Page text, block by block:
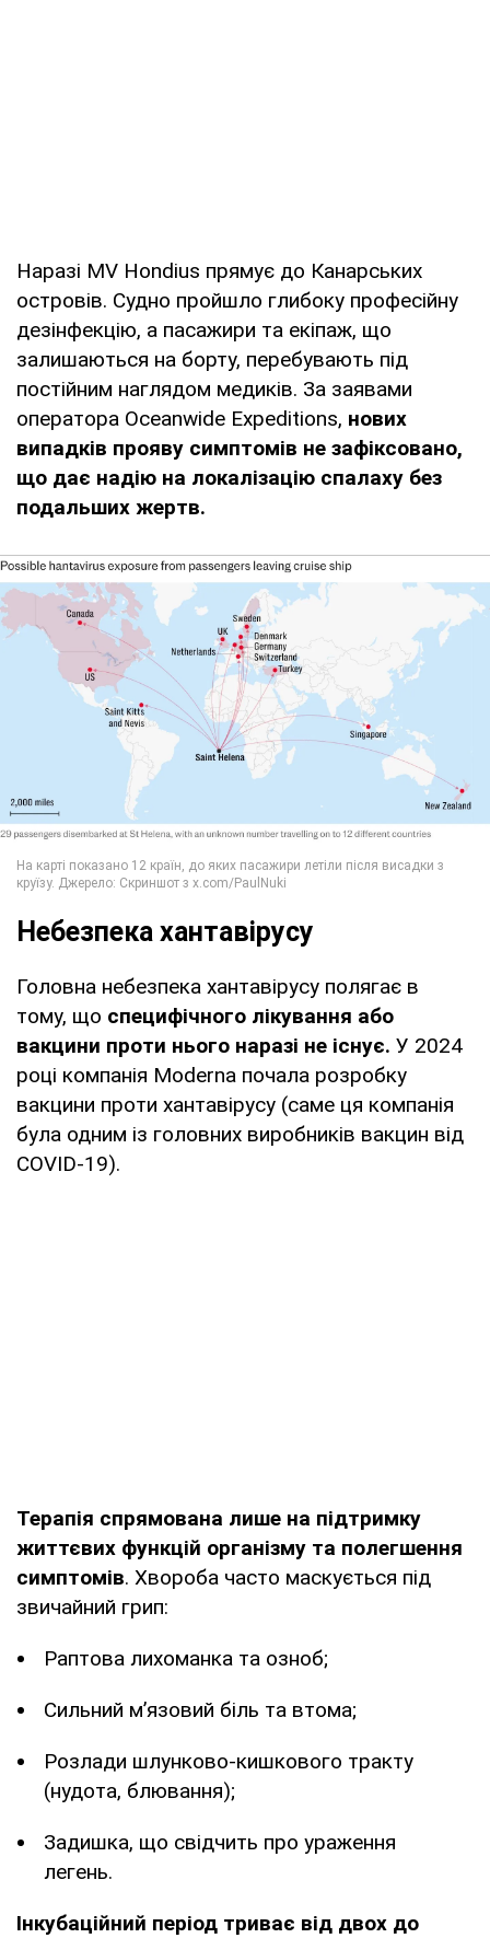
Наразі MV Hondius прямує до Канарських
островів. Судно пройшло глибоку професійну
дезінфекцію, а пасажири та екіпаж, що
залишаються на борту, перебувають під
постійним наглядом медиків. За заявами
оператора Oceanwide Expeditions, нових
випадків прояву симптомів не зафіксовано,
що дає надію на локалізацію спалаху без
подальших жертв.
Небезпека хантавірусу
Головна небезпека хантавірусу полягає в
тому, що специфічного лікування або
вакцини проти нього наразі не існує. У 2024
році компанія Moderna почала розробку
вакцини проти хантавірусу (саме ця компанія
була одним із головних виробників вакцин від
COVID-19).
Терапія спрямована лише на підтримку
життєвих функцій організму та полегшення
симптомів. Хвороба часто маскується під
звичайний грип:
Раптова лихоманка та озноб;
Сильний м’язовий біль та втома;
Розлади шлунково-кишкового тракту
(нудота, блювання);
Задишка, що свідчить про ураження
легень.
Інкубаційний період триває від двох до